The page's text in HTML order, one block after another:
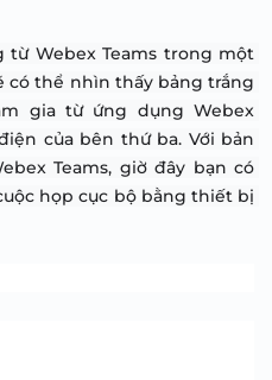
từ Webex Teams trong một
có thể nhìn thấy bảng trắng
gia từ ứng dụng Webex
của bên thứ ba. Với bản
Teams, giờ đây bạn có
họp cục bộ bằng thiết bị